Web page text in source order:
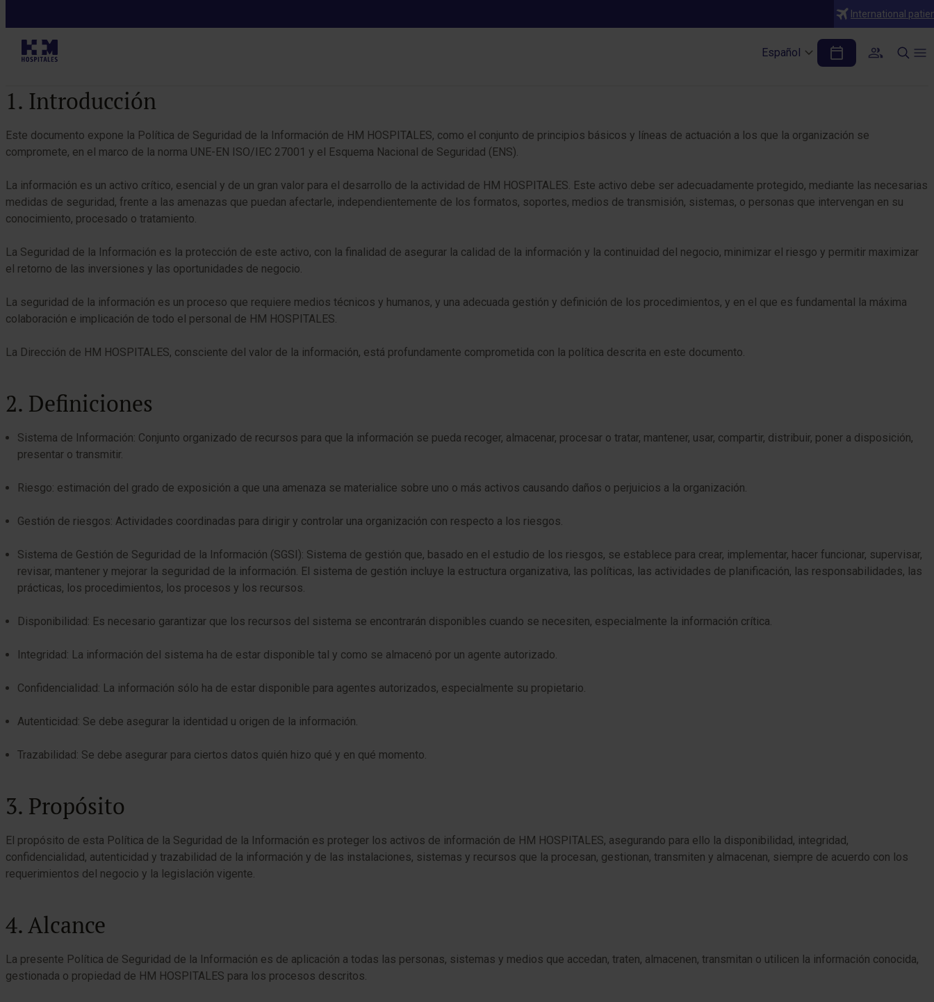
International
Español
Política de Seguridad de la Información de HM Hospitales
1. Introducción
Este documento expone la Política de Seguridad de la Información de HM HOSPITALES, como el conjunto de principios básicos y líneas de actuación a los que la organización se
compromete, en el marco de la norma UNE-EN ISO/IEC 27001 y el Esquema Nacional de Seguridad (ENS).
La información es un activo crítico, esencial y de un gran valor para el desarrollo de la actividad de HM HOSPITALES. Este activo debe ser adecuadamente protegido, mediante las necesarias
medidas de seguridad, frente a las amenazas que puedan afectarle, independientemente de los formatos, soportes, medios de transmisión, sistemas, o personas que intervengan en su
conocimiento, procesado o tratamiento.
La Seguridad de la Información es la protección de este activo, con la finalidad de asegurar la calidad de la información y la continuidad del negocio, minimizar el riesgo y permitir maximizar
el retorno de las inversiones y las oportunidades de negocio.
La seguridad de la información es un proceso que requiere medios técnicos y humanos, y una adecuada gestión y definición de los procedimientos, y en el que es fundamental la máxima
colaboración e implicación de todo el personal de HM HOSPITALES.
La Dirección de HM HOSPITALES, consciente del valor de la información, está profundamente comprometida con la política descrita en este documento.
2. Definiciones
Sistema de Información: Conjunto organizado de recursos para que la información se pueda recoger, almacenar, procesar o tratar, mantener, usar, compartir, distribuir, poner a disposición,
presentar o transmitir.
Riesgo: estimación del grado de exposición a que una amenaza se materialice sobre uno o más activos causando daños o perjuicios a la organización.
Gestión de riesgos: Actividades coordinadas para dirigir y controlar una organización con respecto a los riesgos.
Sistema de Gestión de Seguridad de la Información (SGSI): Sistema de gestión que, basado en el estudio de los riesgos, se establece para crear, implementar, hacer funcionar, supervisar,
revisar, mantener y mejorar la seguridad de la información. El sistema de gestión incluye la estructura organizativa, las políticas, las actividades de planificación, las responsabilidades, las
prácticas, los procedimientos, los procesos y los recursos.
Disponibilidad: Es necesario garantizar que los recursos del sistema se encontrarán disponibles cuando se necesiten, especialmente la información crítica.
Integridad: La información del sistema ha de estar disponible tal y como se almacenó por un agente autorizado.
Confidencialidad: La información sólo ha de estar disponible para agentes autorizados, especialmente su propietario.
Autenticidad: Se debe asegurar la identidad u origen de la información.
Trazabilidad: Se debe asegurar para ciertos datos quién hizo qué y en qué momento.
3. Propósito
El propósito de esta Política de la Seguridad de la Información es proteger los activos de información de HM HOSPITALES, asegurando para ello la disponibilidad, integridad,
confidencialidad, autenticidad y trazabilidad de la información y de las instalaciones, sistemas y recursos que la procesan, gestionan, transmiten y almacenan, siempre de acuerdo con los
requerimientos del negocio y la legislación vigente.
4. Alcance
La presente Política de Seguridad de la Información es de aplicación a todas las personas, sistemas y medios que accedan, traten, almacenen, transmitan o utilicen la información conocida,
gestionada o propiedad de HM HOSPITALES para los procesos descritos.